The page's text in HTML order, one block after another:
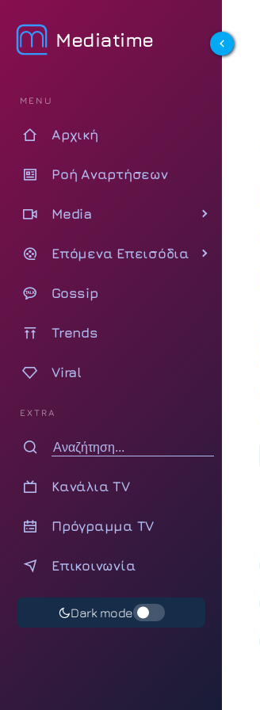
Mediatime
MENU
Αρχική
Ροή Αναρτήσεων
Media
Επόμενα Επεισόδια
Gossip
Trends
Viral
EXTRA
Κανάλια TV
Πρόγραμμα TV
Επικοινωνία
Dark mode